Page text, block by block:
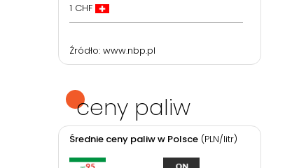
ceny paliw
Średnie ceny paliw w Polsce(PLN/litr)
1 CHF
Źródło: www.nbp.pl